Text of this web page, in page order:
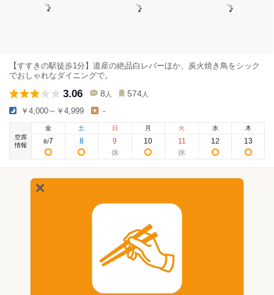
【すすきの駅徒歩1分】道産の絶品白レバーほか、炭火焼き鳥をシック
でおしゃれなダイニングで。
3.06 8 人 574 人
￥4,000～￥4,999 -
空席
情報
金
8/7
土
8
日
9
月
10
火
11
水
12
木
13